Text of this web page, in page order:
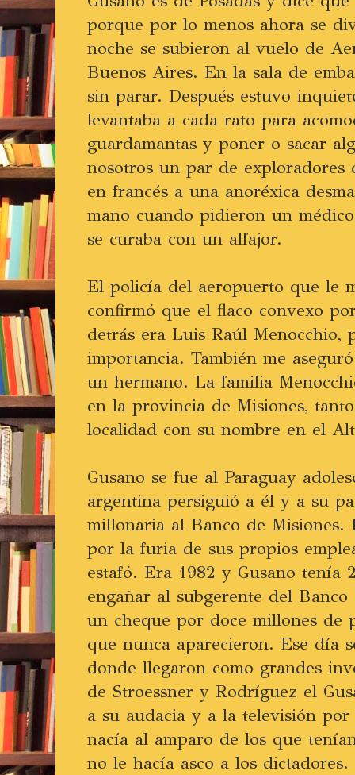
porque por lo menos ahora se
noche se subieron al vuelo de
Buenos Aires. En la sala de
sin parar. Después estuvo
levantaba a cada rato para
guardamantas y poner o sacar
nosotros un par de
en francés a una anoréxica
mano cuando pidieron un
se curaba con un alfajor.
El policía del aeropuerto que le
confirmó que el flaco convexo
detrás era Luis Raúl Menocchio,
importancia. También me
un hermano. La familia
en la provincia de Misiones,
localidad con su nombre en el
Gusano se fue al Paraguay
argentina persiguió a él y a su
millonaria al Banco de Misiones.
por la furia de sus propios
estafó. Era 1982 y Gusano tenía
engañar al subgerente del
un cheque por doce millones de
que nunca aparecieron. Ese día
donde llegaron como grandes
de Stroessner y Rodríguez el
a su audacia y a la televisión por
nacía al amparo de los que
no le hacía asco a los dictadores.